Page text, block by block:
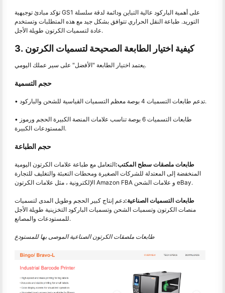
تؤكد مبادئ توجيهية GS1 على أهمية الباركود عالية التباين ودائمة لدقة سلسلة
التوريد. طباعة النقل الحراري تتوافق بشكل جيد مع هذه المتطلبات وتستخدم
عادة لتسميات الكرتون طويلة الأجل.
3. كيفية اختيار الطابعة الصحيحة لتسميات الكرتون
يعتمد اختيار الطابعة "الأفضل" على سير عملك اليومي.
حجم التسمية
• تدعم طابعات التسميات 4 بوصة معظم التسميات القياسية للشحن والباركود.
• طابعات التسميات 6 بوصة تناسب علامات المنصة الكبيرة الحجم ورموز
المستودعات الكبيرة.
حجم الطباعة
طابعات ملصقات سطح المكتب:التعامل مع طباعة علامات الكرتون اليومية
المنخفضة إلى المعتدلة للشركات الصغيرة ومحطات التعبئة والتغليف للتجارة
الإلكترونية ، مثل علامات الكرتون Amazon FBA و علامات الشحن eBay.
طابعات التسميات الصناعية:دعم إنتاج كبير الحجم وطويل المدى لتسميات
منصات الكرتون وتسميات الشحن وتسميات الباركود التخزينية طويلة الأجل
للمستودعات والمصانع.
طابعات ملصقات الكرتون الصناعية الموصى بها للمستودع